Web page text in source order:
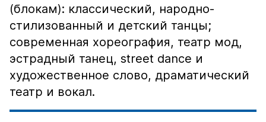
(блокам): классический, народно-
стилизованный и детский танцы;
современная хореография, театр мод,
эстрадный танец, street dance и
художественное слово, драматический
театр и вокал.